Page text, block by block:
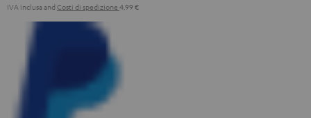
IVA inclusa and Costi di spedizione 4,99 €